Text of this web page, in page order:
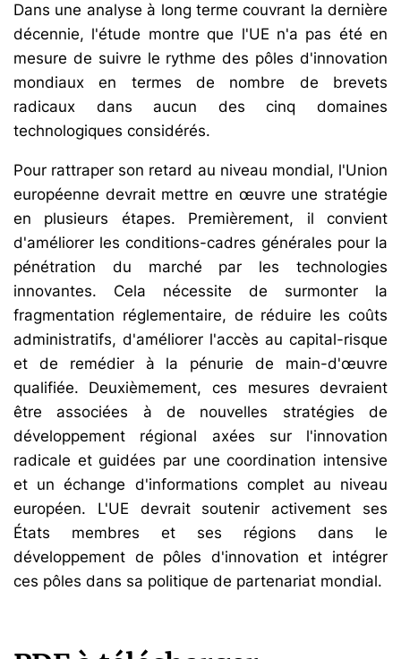
Dans une analyse à long terme couvrant la dernière
décennie, l'étude montre que l'UE n'a pas été en
mesure de suivre le rythme des pôles d'innovation
mondiaux en termes de nombre de brevets
radicaux dans aucun des cinq domaines
technologiques considérés.
Pour rattraper son retard au niveau mondial, l'Union
européenne devrait mettre en œuvre une stratégie
en plusieurs étapes. Premièrement, il convient
d'améliorer les conditions-cadres générales pour la
pénétration du marché par les technologies
innovantes. Cela nécessite de surmonter la
fragmentation réglementaire, de réduire les coûts
administratifs, d'améliorer l'accès au capital-risque
et de remédier à la pénurie de main-d'œuvre
qualifiée. Deuxièmement, ces mesures devraient
être associées à de nouvelles stratégies de
développement régional axées sur l'innovation
radicale et guidées par une coordination intensive
et un échange d'informations complet au niveau
européen. L'UE devrait soutenir activement ses
États membres et ses régions dans le
développement de pôles d'innovation et intégrer
ces pôles dans sa politique de partenariat mondial.